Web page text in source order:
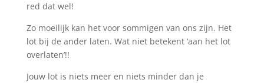
red dat wel!
Zo moeilijk kan het voor sommigen van ons zijn. Het
lot bij de ander laten. Wat niet betekent ‘aan het lot
overlaten’!!
Jouw lot is niets meer en niets minder dan je